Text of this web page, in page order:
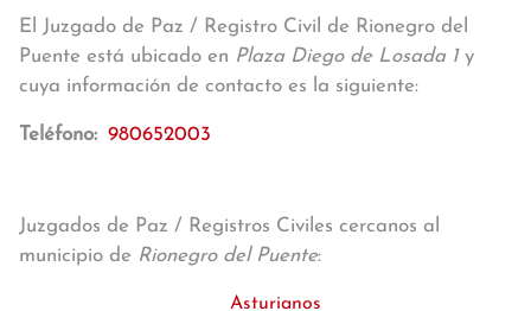
El Juzgado de Paz / Registro Civil de Rionegro del
Puente está ubicado en Plaza Diego de Losada 1y
cuya información de contacto es la siguiente:
Teléfono: 980652003
Juzgados de Paz / Registros Civiles cercanos al
municipio de Rionegro del Puente:
Asturianos